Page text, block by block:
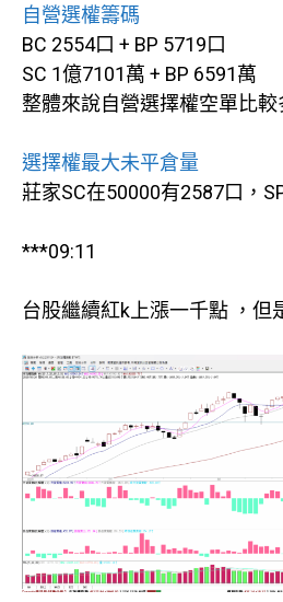
自營選權籌碼
BC 2554口 + BP 5719口
SC 1億7101萬 + BP 6591萬
整體來說自營選擇權空單比較
選擇權最大未平倉量
莊家SC在50000有2587口，
***09:11
台股繼續紅k上漲一千點 ，但